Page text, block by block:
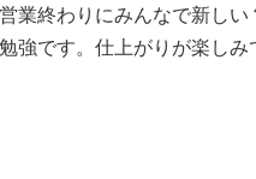
業終わりにみんなで新し
強です。仕上がりが楽し